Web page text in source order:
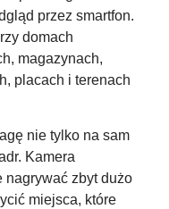
przez smartfon.
domach
magazynach,
placach i terenach
nie tylko na sam
Kamera
nagrywać zbyt dużo
miejsca, które